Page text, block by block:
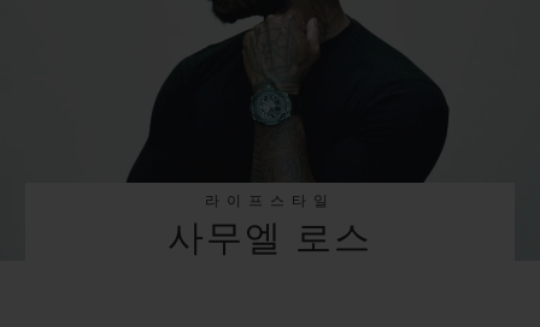
라이프스타일
사무엘 로스